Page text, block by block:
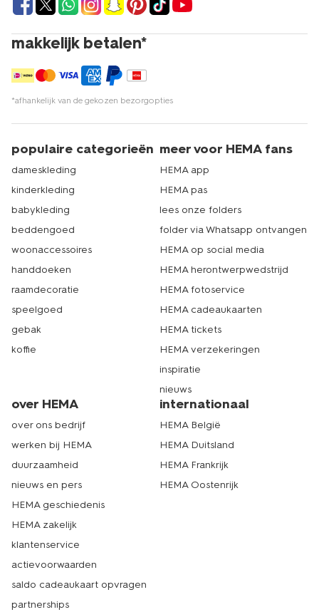
makkelijk betalen*
*afhankelijk van de gekozen bezorgopties
populaire categorieën
dameskleding
kinderkleding
babykleding
beddengoed
woonaccessoires
handdoeken
raamdecoratie
speelgoed
gebak
koffie
meer voor HEMA fans
HEMA app
HEMA pas
lees onze folders
folder via Whatsapp ontvangen
HEMA op social media
HEMA herontwerpwedstrijd
HEMA fotoservice
HEMA cadeaukaarten
HEMA tickets
HEMA verzekeringen
inspiratie
nieuws
over HEMA
over ons bedrijf
werken bij HEMA
duurzaamheid
nieuws en pers
HEMA geschiedenis
HEMA zakelijk
klantenservice
actievoorwaarden
saldo cadeaukaart opvragen
partnerships
internationaal
HEMA België
HEMA Duitsland
HEMA Frankrijk
HEMA Oostenrijk